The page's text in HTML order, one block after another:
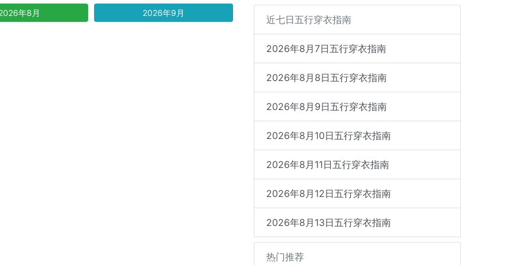
年8月 2026年9月
近七日五行穿衣指南
2026年8月7日五行穿衣指南
2026年8月8日五行穿衣指南
2026年8月9日五行穿衣指南
2026年8月10日五行穿衣指南
2026年8月11日五行穿衣指南
2026年8月12日五行穿衣指南
2026年8月13日五行穿衣指南
热门推荐